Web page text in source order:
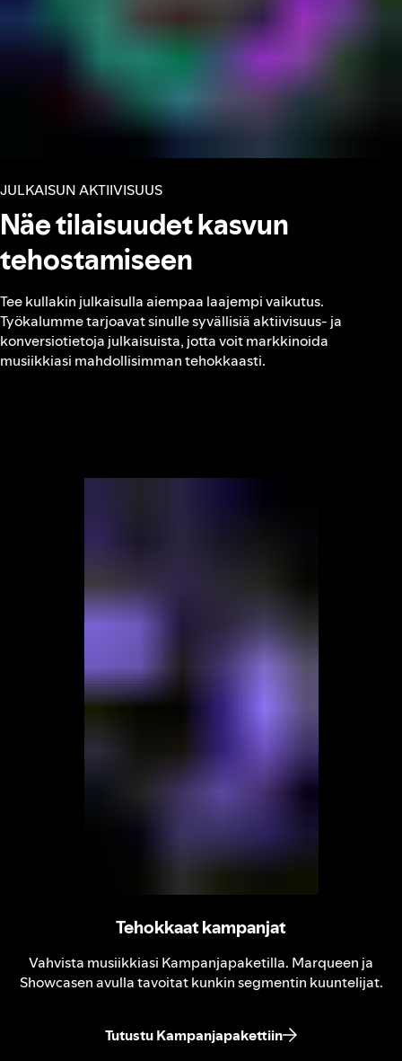
JULKAISUN AKTIIVISUUS
Näe tilaisuudet kasvun
tehostamiseen
Tee kullakin julkaisulla aiempaa laajempi vaikutus.
Työkalumme tarjoavat sinulle syvällisiä aktiivisuus- ja
konversiotietoja julkaisuista, jotta voit markkinoida
musiikkiasi mahdollisimman tehokkaasti.
Tehokkaat kampanjat
Vahvista musiikkiasi Kampanjapaketilla. Marqueen ja
Showcasen avulla tavoitat kunkin segmentin kuuntelijat.
Tutustu Kampanjapakettiin